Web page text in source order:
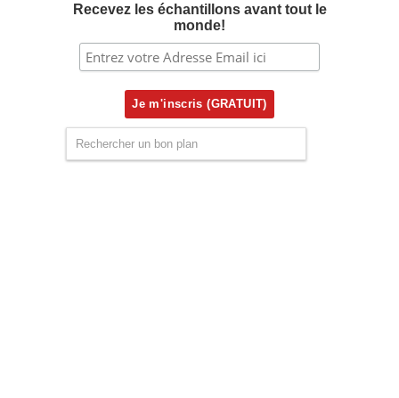
Recevez les échantillons avant tout le
monde!